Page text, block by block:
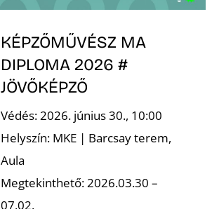
KÉPZŐMŰVÉSZ MA
DIPLOMA 2026 #
JÖVŐKÉPZŐ
Védés: 2026. június 30., 10:00
Helyszín: MKE | Barcsay terem,
Aula
Megtekinthető: 2026.03.30 –
07.02.